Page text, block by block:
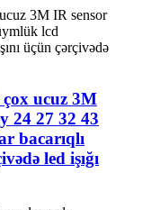
ucuz 3M
24 27 32 43
bacarıqlı
led işığı